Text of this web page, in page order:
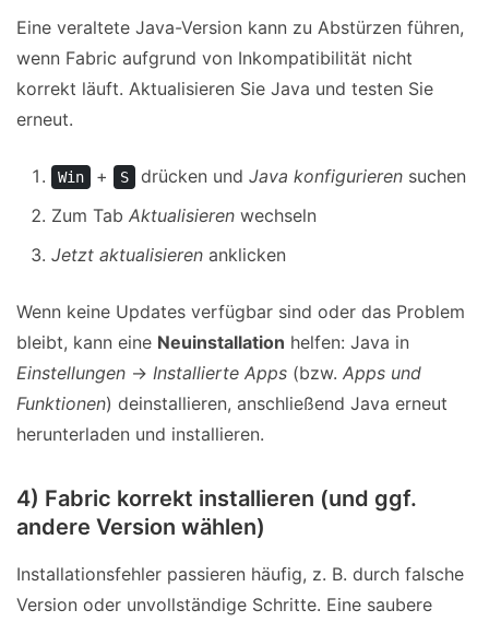
Eine veraltete Java-Version kann zu Abstürzen führen,
wenn Fabric aufgrund von Inkompatibilität nicht
korrekt läuft. Aktualisieren Sie Java und testen Sie
erneut.
Win + S drücken und Java konfigurieren suchen
Zum Tab Aktualisieren wechseln
Jetzt aktualisieren anklicken
Wenn keine Updates verfügbar sind oder das Problem
bleibt, kann eine Neuinstallation helfen: Java in
Einstellungen → Installierte Apps (bzw. Apps und
Funktionen) deinstallieren, anschließend Java erneut
herunterladen und installieren.
4) Fabric korrekt installieren (und ggf.
andere Version wählen)
Installationsfehler passieren häufig, z. B. durch falsche
Version oder unvollständige Schritte. Eine saubere